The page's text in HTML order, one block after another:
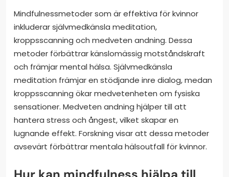
Mindfulnessmetoder som är effektiva för kvinnor
inkluderar självmedkänsla meditation,
kroppsscanning och medveten andning. Dessa
metoder förbättrar känslomässig motståndskraft
och främjar mental hälsa. Självmedkänsla
meditation främjar en stödjande inre dialog, medan
kroppsscanning ökar medvetenheten om fysiska
sensationer. Medveten andning hjälper till att
hantera stress och ångest, vilket skapar en
lugnande effekt. Forskning visar att dessa metoder
avsevärt förbättrar mentala hälsoutfall för kvinnor.